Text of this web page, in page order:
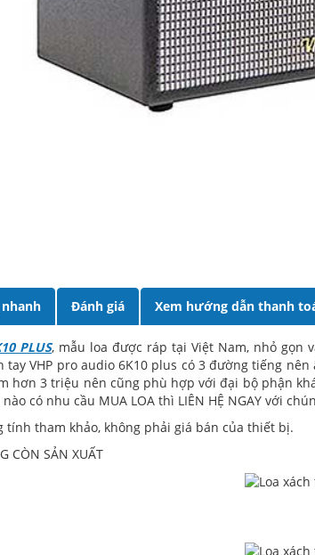
Đánh giá Xem hướng dẫn thanh
PLUS, mẫu loa được ráp tại Việt Nam, nhỏ gọn
tay VHP pro audio 6K10 plus có 3 đường tiếng
hơn 3 triệu nên cũng phù hợp với đại bộ phận
có nhu cầu MUA LOA thì LIÊN HỆ NGAY với
tính tham khảo, không phải giá bán của thiết bị.
CÒN SẢN XUẤT